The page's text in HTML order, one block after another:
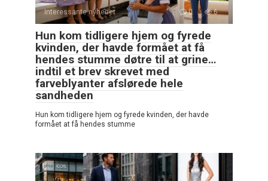
Interessante nyheder 0 6
Hun kom tidligere hjem og fyrede
kvinden, der havde formået at få
hendes stumme døtre til at grine…
indtil et brev skrevet med
farveblyanter afslørede hele
sandheden
Hun kom tidligere hjem og fyrede kvinden, der havde
formået at få hendes stumme